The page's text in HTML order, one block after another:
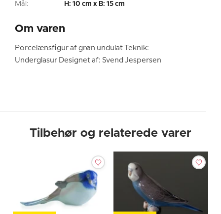
Mål: H: 10 cm x B: 15 cm
Om varen
Porcelænsfigur af grøn undulat Teknik:
Underglasur Designet af: Svend Jespersen
Tilbehør og relaterede varer